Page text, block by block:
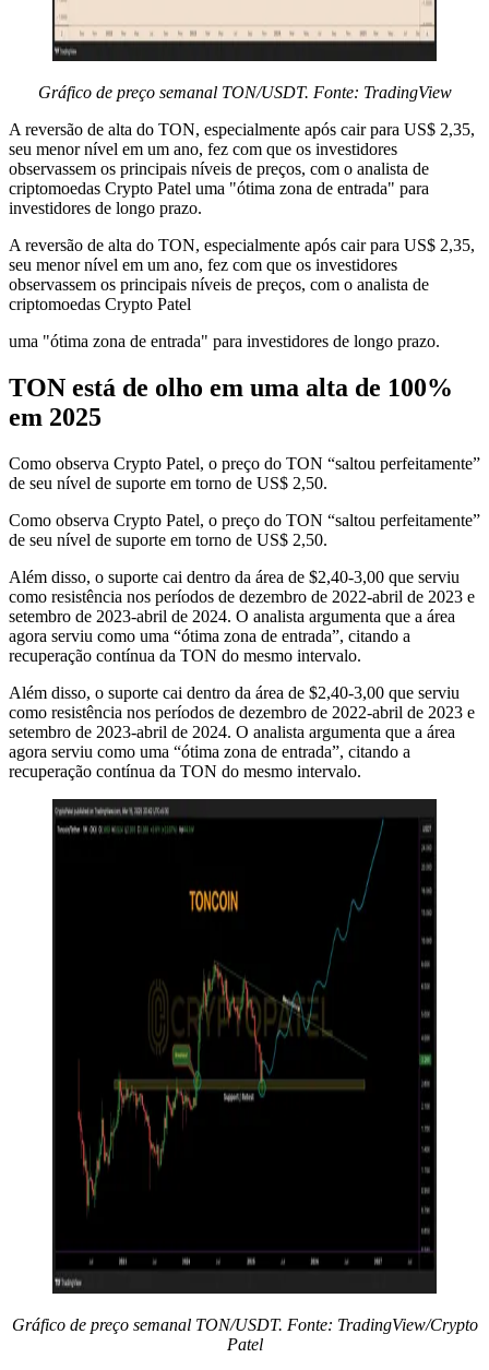
Gráfico de preço semanal TON/USDT. Fonte: TradingView
A reversão de alta do TON, especialmente após cair para US$ 2,35,
seu menor nível em um ano, fez com que os investidores
observassem os principais níveis de preços, com o analista de
criptomoedas Crypto Patel uma "ótima zona de entrada" para
investidores de longo prazo.
A reversão de alta do TON, especialmente após cair para US$ 2,35,
seu menor nível em um ano, fez com que os investidores
observassem os principais níveis de preços, com o analista de
criptomoedas Crypto Patel
uma "ótima zona de entrada" para investidores de longo prazo.
TON está de olho em uma alta de 100%
em 2025
Como observa Crypto Patel, o preço do TON “saltou perfeitamente”
de seu nível de suporte em torno de US$ 2,50.
Como observa Crypto Patel, o preço do TON “saltou perfeitamente”
de seu nível de suporte em torno de US$ 2,50.
Além disso, o suporte cai dentro da área de $2,40-3,00 que serviu
como resistência nos períodos de dezembro de 2022-abril de 2023 e
setembro de 2023-abril de 2024. O analista argumenta que a área
agora serviu como uma “ótima zona de entrada”, citando a
recuperação contínua da TON do mesmo intervalo.
Além disso, o suporte cai dentro da área de $2,40-3,00 que serviu
como resistência nos períodos de dezembro de 2022-abril de 2023 e
setembro de 2023-abril de 2024. O analista argumenta que a área
agora serviu como uma “ótima zona de entrada”, citando a
recuperação contínua da TON do mesmo intervalo.
Gráfico de preço semanal TON/USDT. Fonte: TradingView/Crypto
Patel